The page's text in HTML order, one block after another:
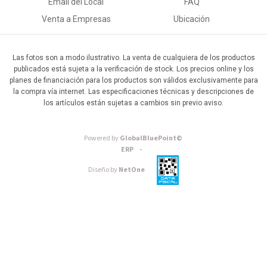
Venta a Empresas
Ubicación
Las fotos son a modo ilustrativo. La venta de cualquiera de los productos
publicados está sujeta a la verificación de stock. Los precios online y los
planes de financiación para los productos son válidos exclusivamente para
la compra vía internet. Las especificaciones técnicas y descripciones de
los artículos están sujetas a cambios sin previo aviso.
Powered byGlobalBluePoint©
ERP -
Diseño byNetOne